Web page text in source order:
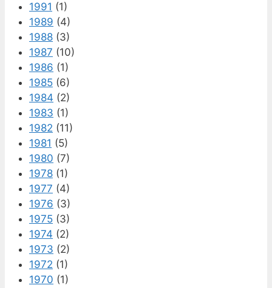
1991 (1)
1989 (4)
1988 (3)
1987 (10)
1986 (1)
1985 (6)
1984 (2)
1983 (1)
1982 (11)
1981 (5)
1980 (7)
1978 (1)
1977 (4)
1976 (3)
1975 (3)
1974 (2)
1973 (2)
1972 (1)
1970 (1)